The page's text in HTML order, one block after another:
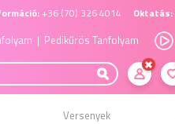
+36 (70) 326 4014 Oktatás:
| Pedikűrös Tanfolyam
Versenyek